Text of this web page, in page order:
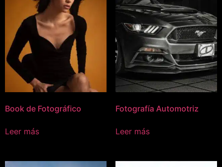
Book de Fotográfico
Leer más
Fotografía Automotriz
Leer más